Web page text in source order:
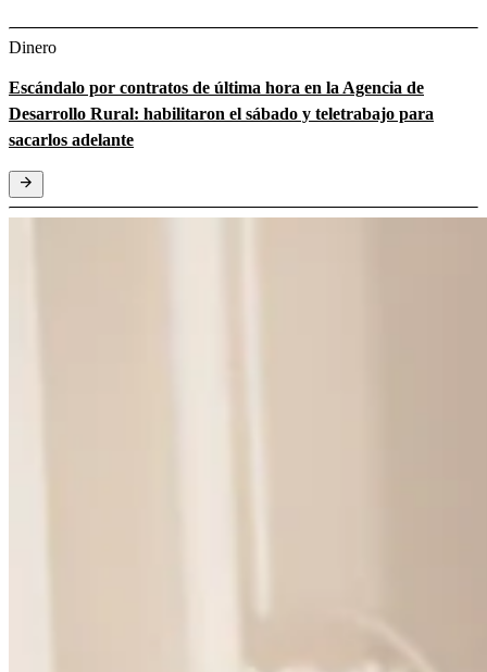
Dinero
Escándalo por contratos de última hora en la Agencia de
Desarrollo Rural: habilitaron el sábado y teletrabajo para
sacarlos adelante